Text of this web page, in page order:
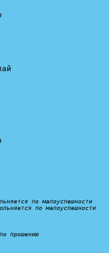
по малоуспешности
по малоуспешности
прошению